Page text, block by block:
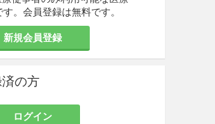
。会員登録は無料です。
新規会員登録
の方
ログイン